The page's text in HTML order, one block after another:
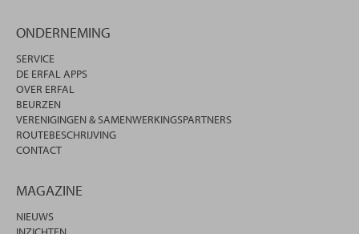
ONDERNEMING
SERVICE
DE ERFAL APPS
OVER ERFAL
BEURZEN
VERENIGINGEN & SAMENWERKINGSPARTNERS
ROUTEBESCHRIJVING
CONTACT
MAGAZINE
NIEUWS